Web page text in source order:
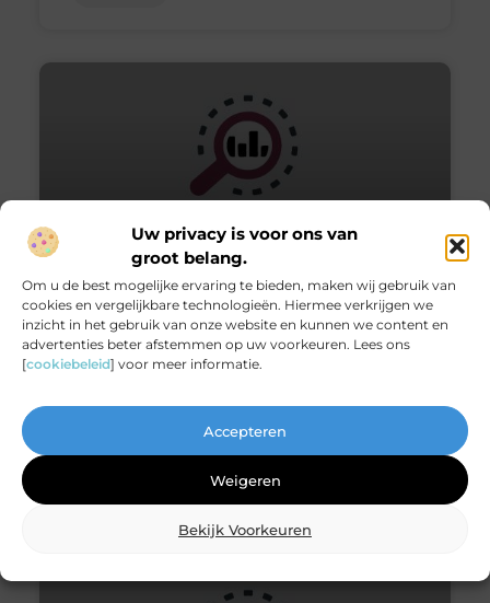
Uw privacy is voor ons van
groot belang.
Om u de best mogelijke ervaring te bieden, maken wij gebruik van
cookies en vergelijkbare technologieën. Hiermee verkrijgen we
inzicht in het gebruik van onze website en kunnen we content en
advertenties beter afstemmen op uw voorkeuren. Lees ons
[cookiebeleid] voor meer informatie.
Accepteren
Weigeren
Bekijk Voorkeuren
Bouwen van lichtstraten
Het bouwen van lichtstraten gebeurt
een klant een opdracht plaatst